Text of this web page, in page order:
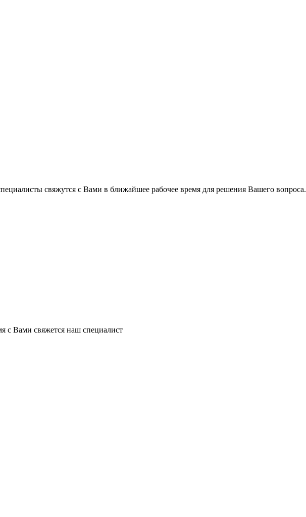
свяжутся с Вами в ближайшее рабочее время для решения Вашего вопроса.
с Вами свяжется наш специалист